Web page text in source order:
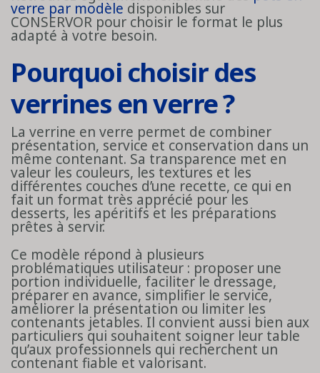
verre par modèle disponibles sur
CONSERVOR pour choisir le format le plus
adapté à votre besoin.
Pourquoi choisir des
verrines en verre ?
La verrine en verre permet de combiner
présentation, service et conservation dans un
même contenant. Sa transparence met en
valeur les couleurs, les textures et les
différentes couches d’une recette, ce qui en
fait un format très apprécié pour les
desserts, les apéritifs et les préparations
prêtes à servir.
Ce modèle répond à plusieurs
problématiques utilisateur : proposer une
portion individuelle, faciliter le dressage,
préparer en avance, simplifier le service,
améliorer la présentation ou limiter les
contenants jetables. Il convient aussi bien aux
particuliers qui souhaitent soigner leur table
qu’aux professionnels qui recherchent un
contenant fiable et valorisant.